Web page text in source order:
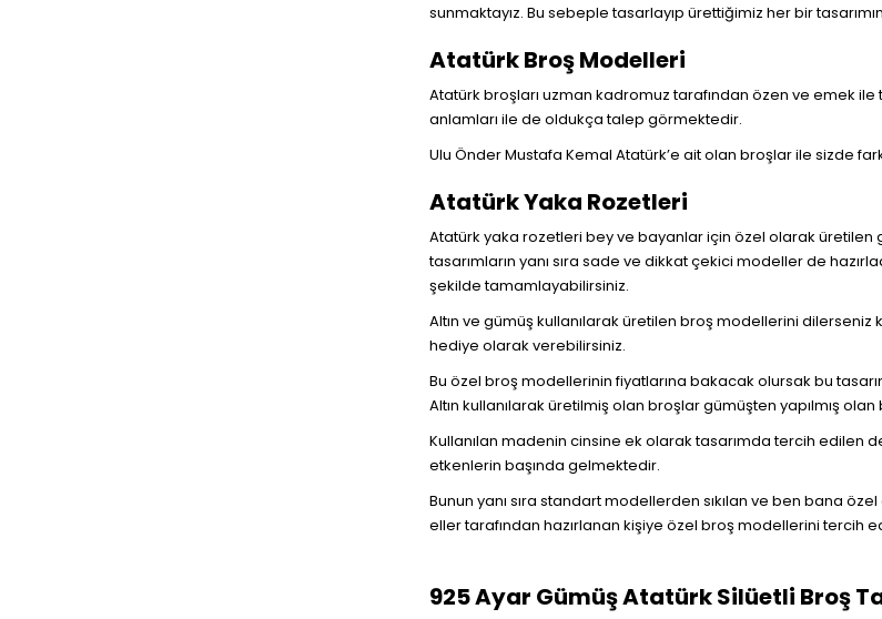
sunmaktayız. Bu sebeple tasarlayıp ürettiğimiz her bir
Atatürk Broş Modelleri
Atatürk broşları uzman kadromuz tarafından özen ve emek
anlamları ile de oldukça talep görmektedir.
Ulu Önder Mustafa Kemal Atatürk’e ait olan broşlar ile sizde
Atatürk Yaka Rozetleri
Atatürk yaka rozetleri bey ve bayanlar için özel olarak üretilen
tasarımların yanı sıra sade ve dikkat çekici modeller de
şekilde tamamlayabilirsiniz.
Altın ve gümüş kullanılarak üretilen broş modellerini
hediye olarak verebilirsiniz.
Bu özel broş modellerinin fiyatlarına bakacak olursak bu
Altın kullanılarak üretilmiş olan broşlar gümüşten yapılmış
Kullanılan madenin cinsine ek olarak tasarımda tercih edilen
etkenlerin başında gelmektedir.
Bunun yanı sıra standart modellerden sıkılan ve ben bana
eller tarafından hazırlanan kişiye özel broş modellerini tercih
925 Ayar Gümüş Atatürk Silüetli Broş